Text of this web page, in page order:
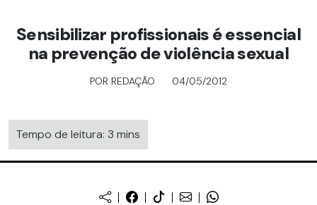
Sensibilizar profissionais é essencial
na prevenção de violência sexual
POR REDAÇÃO 04/05/2012
Tempo de leitura: 3 mins